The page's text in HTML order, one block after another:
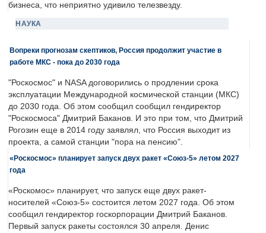
бизнеса, что неприятно удивило телезвезду.
НАУКА
Вопреки прогнозам скептиков, Россия продолжит участие в
работе МКС - пока до 2030 года
"Роскосмос" и NASA договорились о продлении срока
эксплуатации Международной космической станции (МКС)
до 2030 года. Об этом сообщил сообщил гендиректор
"Роскосмоса" Дмитрий Баканов. И это при том, что Дмитрий
Рогозин еще в 2014 году заявлял, что Россия выходит из
проекта, а самой станции "пора на пенсию".
«Роскосмос» планирует запуск двух ракет «Союз-5» летом 2027
года
«Роскомос» планирует, что запуск еще двух ракет-
носителей «Союз-5» состоится летом 2027 года. Об этом
сообщил гендиректор госкорпорации Дмитрий Баканов.
Первый запуск ракеты состоялся 30 апреля. Денис